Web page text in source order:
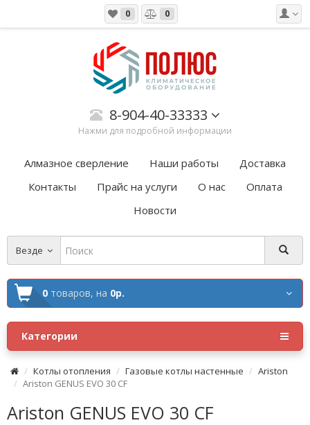
0 0
8-904-40-33333
Нажми для подробной информации
Алмазное сверление Наши работы
Доставка
Контакты
Прайс на услуги О нас
Оплата
Новости
Везде
0 товаров, на 0р.
Категории
Котлы отопления Газовые котлы настенные
Ariston
Ariston GENUS EVO 30 CF
Ariston GENUS EVO 30 CF